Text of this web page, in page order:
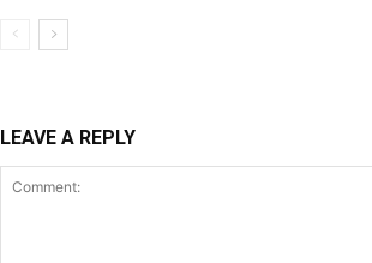
LEAVE A REPLY